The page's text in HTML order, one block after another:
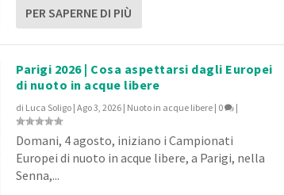
PER SAPERNE DI PIÙ
Parigi 2026 | Cosa aspettarsi dagli Europei
di nuoto in acque libere
di Luca Soligo | Ago 3, 2026 | Nuoto in acque libere | 0 |
Domani, 4 agosto, iniziano i Campionati
Europei di nuoto in acque libere, a Parigi, nella
Senna,...